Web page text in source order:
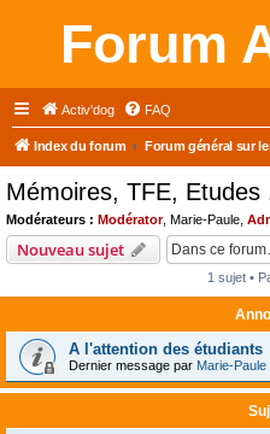
Forum
Activ'dog FAQ
Index du forum Forum général sur
Mémoires, TFE, Etudes
Modérateurs : Modérator, Marie-Paule
Nouveau sujet
1 sujet •
A l'attention des étudiants
Dernier message par Marie-Paule